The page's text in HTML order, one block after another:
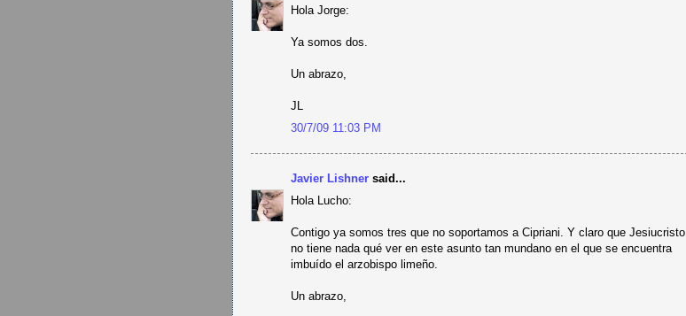
Hola Jorge:
Ya somos dos.
Un abrazo,
JL
30/7/09 11:03 PM
Javier Lishner said...
Hola Lucho:
Contigo ya somos tres que no soportamos a Cipriani. Y claro que Jesiucristo
no tiene nada qué ver en este asunto tan mundano en el que se encuentra
imbuído el arzobispo limeño.
Un abrazo,